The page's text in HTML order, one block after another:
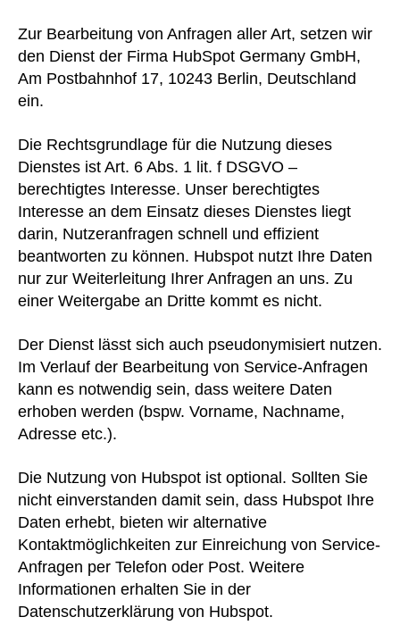
Zur Bearbeitung von Anfragen aller Art, setzen wir
den Dienst der Firma HubSpot Germany GmbH,
Am Postbahnhof 17, 10243 Berlin, Deutschland
ein.
Die Rechtsgrundlage für die Nutzung dieses
Dienstes ist Art. 6 Abs. 1 lit. f DSGVO –
berechtigtes Interesse. Unser berechtigtes
Interesse an dem Einsatz dieses Dienstes liegt
darin, Nutzeranfragen schnell und effizient
beantworten zu können. Hubspot nutzt Ihre Daten
nur zur Weiterleitung Ihrer Anfragen an uns. Zu
einer Weitergabe an Dritte kommt es nicht.
Der Dienst lässt sich auch pseudonymisiert nutzen.
Im Verlauf der Bearbeitung von Service-Anfragen
kann es notwendig sein, dass weitere Daten
erhoben werden (bspw. Vorname, Nachname,
Adresse etc.).
Die Nutzung von Hubspot ist optional. Sollten Sie
nicht einverstanden damit sein, dass Hubspot Ihre
Daten erhebt, bieten wir alternative
Kontaktmöglichkeiten zur Einreichung von Service-
Anfragen per Telefon oder Post. Weitere
Informationen erhalten Sie in der
Datenschutzerklärung von Hubspot.